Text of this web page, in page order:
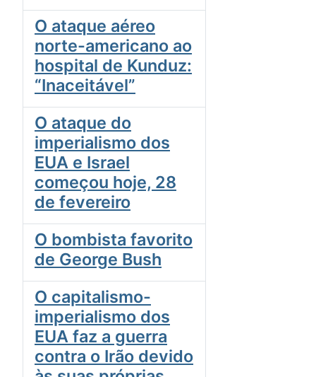
O ataque aéreo
norte-americano ao
hospital de Kunduz:
“Inaceitável”
O ataque do
imperialismo dos
EUA e Israel
começou hoje, 28
de fevereiro
O bombista favorito
de George Bush
O capitalismo-
imperialismo dos
EUA faz a guerra
contra o Irão devido